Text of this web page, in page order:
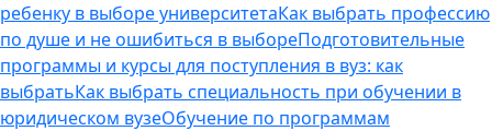
ребенку в выборе университетаКак выбрать профессию
по душе и не ошибиться в выбореПодготовительные
программы и курсы для поступления в вуз: как
выбратьКак выбрать специальность при обучении в
юридическом вузеОбучение по программам